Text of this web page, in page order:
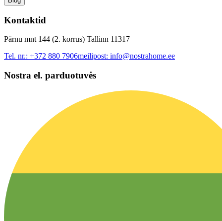
Kontaktid
Pärnu mnt 144 (2. korrus) Tallinn 11317
Tel. nr.: +372 880 7906meilipost: info@nostrahome.ee
Nostra el. parduotuvės